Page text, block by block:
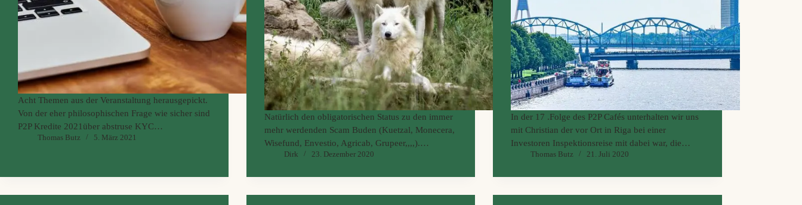
Acht Themen aus der Veranstaltung herausgepickt.
Von der eher philosophischen Frage wie sicher sind
P2P Kredite 2021über abstruse KYC
Anforderungen hin zu Cashflow und den fehlenden
Thomas Butz 5. März 2021
Natürlich den obligatorischen Status zu den immer
mehr werdenden Scam Buden (Kuetzal, Monecera,
Wisefund, Envestio, Agricab, Grupeer,,,,).
Aber Dirk grillt uns Blogger auch noch auf
verdienen? Und zu guter Letzt der Streit um
Dirk 23. Dezember 2020
In der 17 .Folge des P2P Cafés unterhalten wir uns
mit Christian der vor Ort in Riga bei einer
Investoren Inspektionsreise mit dabei war, die
Crowdestor unter die Lupe nehmen wollten. Das
unangenehmen Fragen gestellt. Wie sich
Thomas Butz 21. Juli 2020